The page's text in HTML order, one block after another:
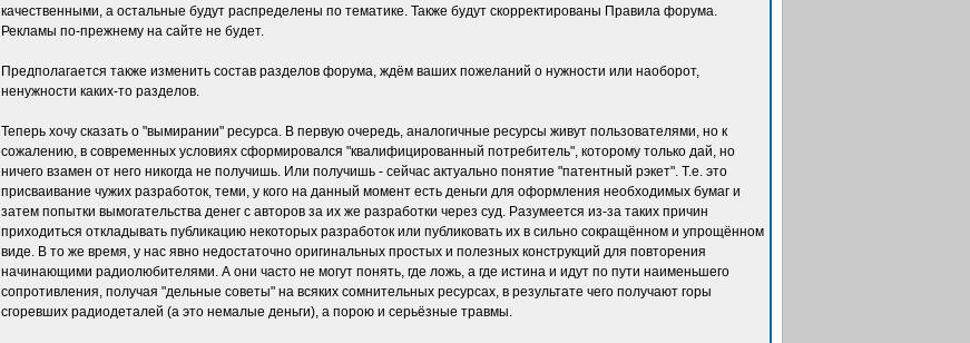
качественными, а остальные будут распределены по тематике. Также будут скорректированы Правила форума.
Рекламы по-прежнему на сайте не будет.
Предполагается также изменить состав разделов форума, ждём ваших пожеланий о нужности или наоборот,
ненужности каких-то разделов.
Теперь хочу сказать о "вымирании" ресурса. В первую очередь, аналогичные ресурсы живут пользователями, но к
сожалению, в современных условиях сформировался "квалифицированный потребитель", которому только дай, но
ничего взамен от него никогда не получишь. Или получишь - сейчас актуально понятие "патентный рэкет". Т.е. это
присваивание чужих разработок, теми, у кого на данный момент есть деньги для оформления необходимых бумаг и
затем попытки вымогательства денег с авторов за их же разработки через суд. Разумеется из-за таких причин
приходиться откладывать публикацию некоторых разработок или публиковать их в сильно сокращённом и упрощённом
виде. В то же время, у нас явно недостаточно оригинальных простых и полезных конструкций для повторения
начинающими радиолюбителями. А они часто не могут понять, где ложь, а где истина и идут по пути наименьшего
сопротивления, получая "дельные советы" на всяких сомнительных ресурсах, в результате чего получают горы
сгоревших радиодеталей (а это немалые деньги), а порою и серьёзные травмы.